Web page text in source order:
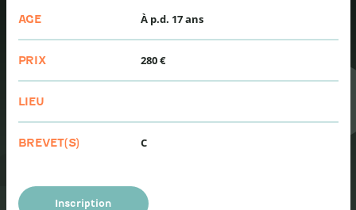
AGE À p.d. 17 ans
PRIX 280 €
LIEU
BREVET(S) C
Inscription